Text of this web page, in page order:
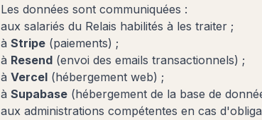
Les données sont communiquées :
aux salariés du Relais habilités à les traiter ;
à Stripe (paiements) ;
à Resend (envoi des emails transactionnels) ;
à Vercel (hébergement web) ;
à Supabase (hébergement de la base de
aux administrations compétentes en cas